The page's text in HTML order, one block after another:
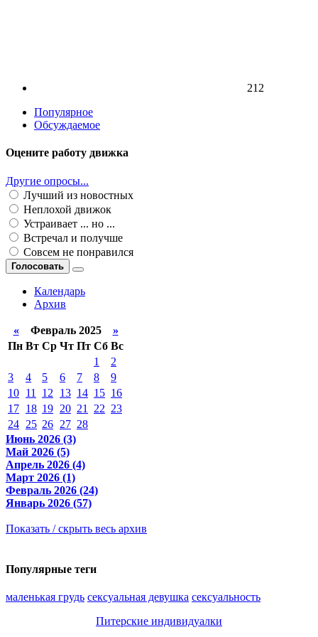
212
Популярное
Обсуждаемое
Оцените работу движка
Другие опросы...
Лучший из новостных
Неплохой движок
Устраивает ... но ...
Встречал и получше
Совсем не понравился
Голосовать
Календарь
Архив
«Февраль 2025 »
Пн Вт Ср Чт Пт Сб Вс
1
2
3
4 5 6 7 8
9
10 11 12 13 14 15 16
17 18 19 20 21 22 23
24 25 26 27 28
Июнь 2026 (3)
Май 2026 (5)
Апрель 2026 (4)
Март 2026 (1)
Февраль 2026 (24)
Январь 2026 (57)
Показать / скрыть весь архив
Популярные теги
маленькая грудь сексуальная девушка сексуальность
Питерские индивидуалки